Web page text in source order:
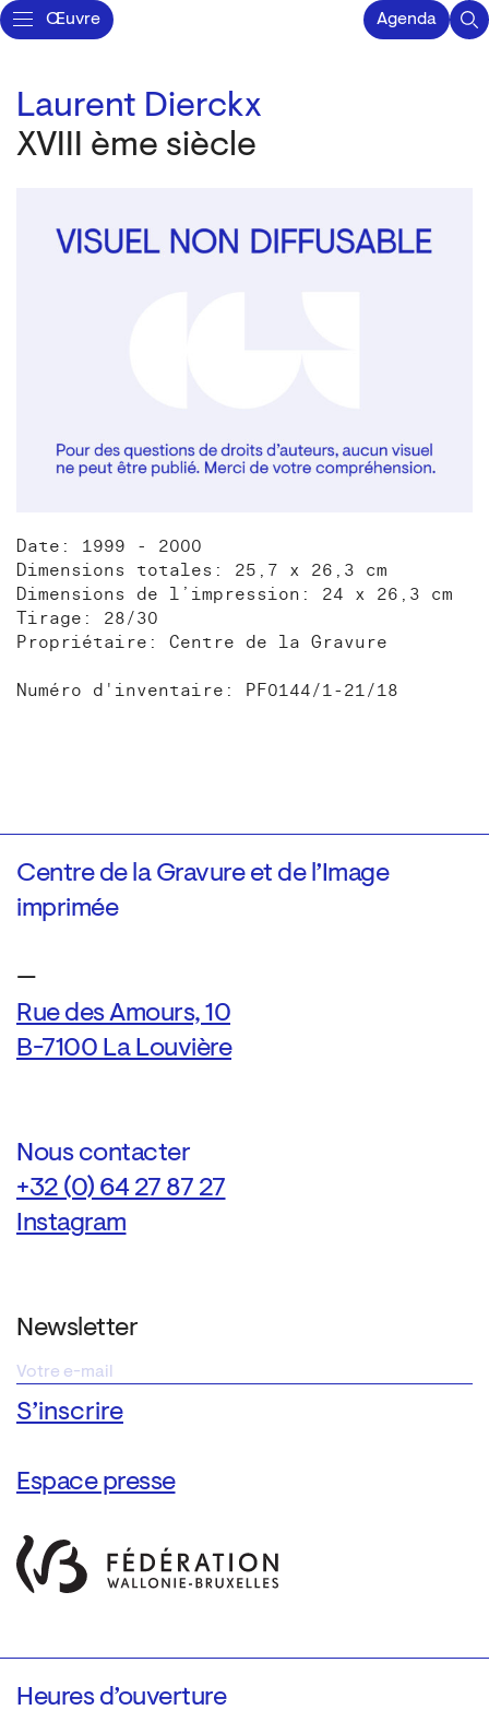
Œuvre Agenda
Laurent Dierckx
XVIII ème siècle
Date: 1999 - 2000
Dimensions totales: 25,7 x 26,3 cm
Dimensions de l’impression: 24 x 26,3 cm
Tirage: 28/30
Propriétaire: Centre de la Gravure
Numéro d'inventaire: PF0144/1-21/18
Centre de la Gravure et de l’Image
imprimée
—
Rue des Amours, 10
B-7100 La Louvière
Nous contacter
+32 (0) 64 27 87 27
Instagram
Newsletter
Espace presse
Heures d’ouverture